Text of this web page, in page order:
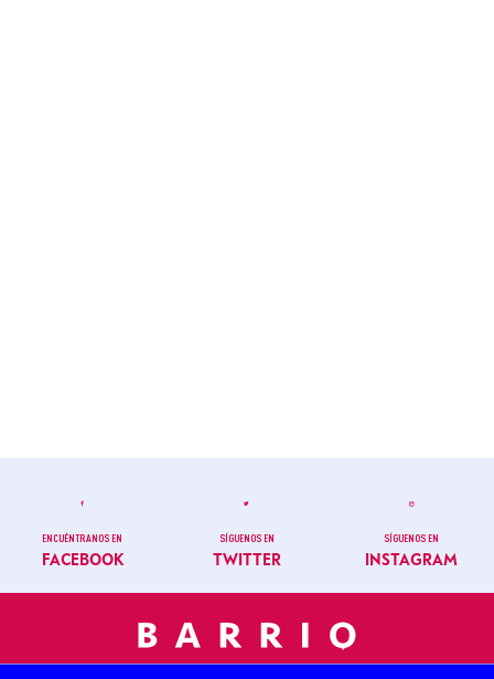
ENCUÉNTRANOS EN
FACEBOOK
SÍGUENOS EN
TWITTER
SÍGUENOS EN
INSTAGRAM